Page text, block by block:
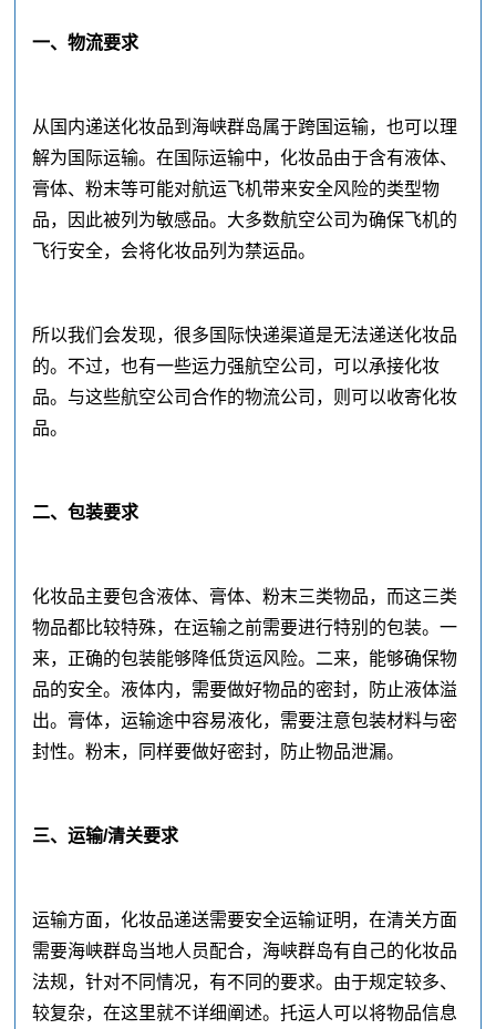
一、物流要求
从国内递送化妆品到海峡群岛属于跨国运输，也可以理
解为国际运输。在国际运输中，化妆品由于含有液体、
膏体、粉末等可能对航运飞机带来安全风险的类型物
品，因此被列为敏感品。大多数航空公司为确保飞机的
飞行安全，会将化妆品列为禁运品。
所以我们会发现，很多国际快递渠道是无法递送化妆品
的。不过，也有一些运力强航空公司，可以承接化妆
品。与这些航空公司合作的物流公司，则可以收寄化妆
品。
二、包装要求
化妆品主要包含液体、膏体、粉末三类物品，而这三类
物品都比较特殊，在运输之前需要进行特别的包装。一
来，正确的包装能够降低货运风险。二来，能够确保物
品的安全。液体内，需要做好物品的密封，防止液体溢
出。膏体，运输途中容易液化，需要注意包装材料与密
封性。粉末，同样要做好密封，防止物品泄漏。
三、运输/清关要求
运输方面，化妆品递送需要安全运输证明，在清关方面
需要海峡群岛当地人员配合，海峡群岛有自己的化妆品
法规，针对不同情况，有不同的要求。由于规定较多、
较复杂，在这里就不详细阐述。托运人可以将物品信息